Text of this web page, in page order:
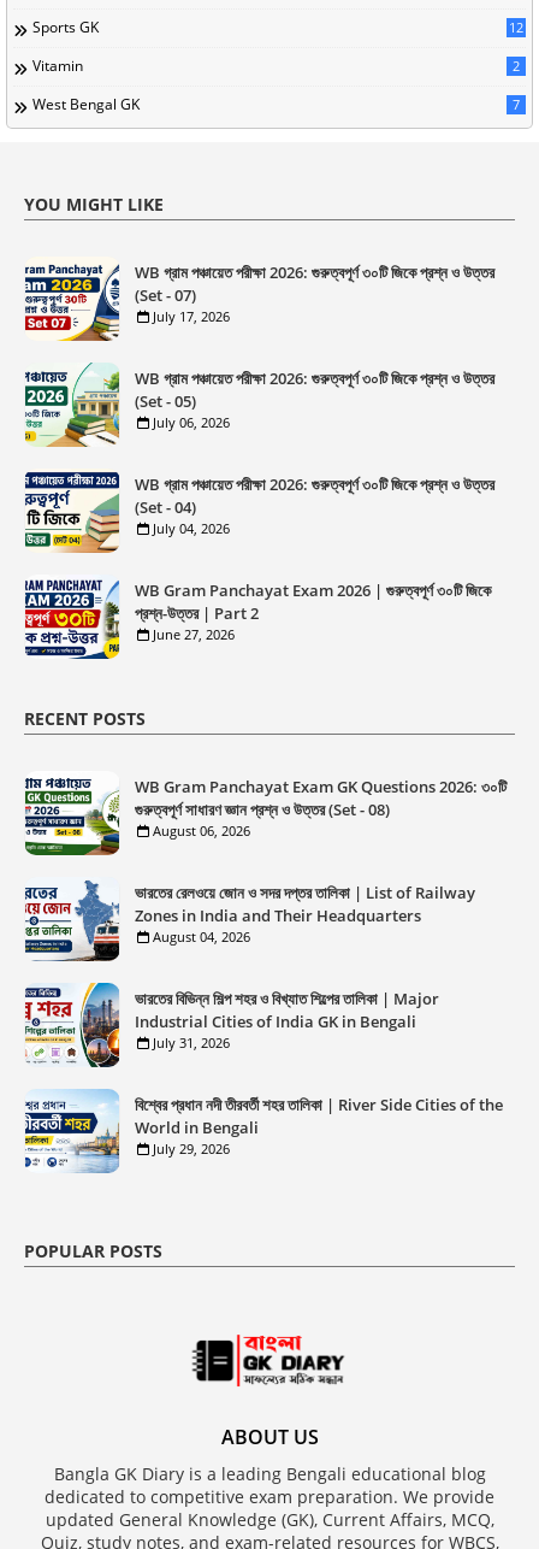
Sports GK 12
Vitamin 2
West Bengal GK 7
YOU MIGHT LIKE
WB গ্রাম পঞ্চায়েত পরীক্ষা 2026: গুরুত্বপূর্ণ ৩০টি জিকে প্রশ্ন ও উত্তর
(Set - 07)
July 17, 2026
WB গ্রাম পঞ্চায়েত পরীক্ষা 2026: গুরুত্বপূর্ণ ৩০টি জিকে প্রশ্ন ও উত্তর
(Set - 05)
July 06, 2026
WB গ্রাম পঞ্চায়েত পরীক্ষা 2026: গুরুত্বপূর্ণ ৩০টি জিকে প্রশ্ন ও উত্তর
(Set - 04)
July 04, 2026
WB Gram Panchayat Exam 2026 | গুরুত্বপূর্ণ ৩০টি জিকে
প্রশ্ন-উত্তর | Part 2
June 27, 2026
RECENT POSTS
WB Gram Panchayat Exam GK Questions 2026: ৩০টি
গুরুত্বপূর্ণ সাধারণ জ্ঞান প্রশ্ন ও উত্তর (Set - 08)
August 06, 2026
ভারতের রেলওয়ে জোন ও সদর দপ্তর তালিকা | List of Railway
Zones in India and Their Headquarters
August 04, 2026
ভারতের বিভিন্ন শিল্প শহর ও বিখ্যাত শিল্পের তালিকা | Major
Industrial Cities of India GK in Bengali
July 31, 2026
বিশ্বের প্রধান নদী তীরবর্তী শহর তালিকা | River Side Cities of the
World in Bengali
July 29, 2026
POPULAR POSTS
ABOUT US
Bangla GK Diary is a leading Bengali educational blog
dedicated to competitive exam preparation. We provide
updated General Knowledge (GK), Current Affairs, MCQ,
Quiz, study notes, and exam-related resources for WBCS,